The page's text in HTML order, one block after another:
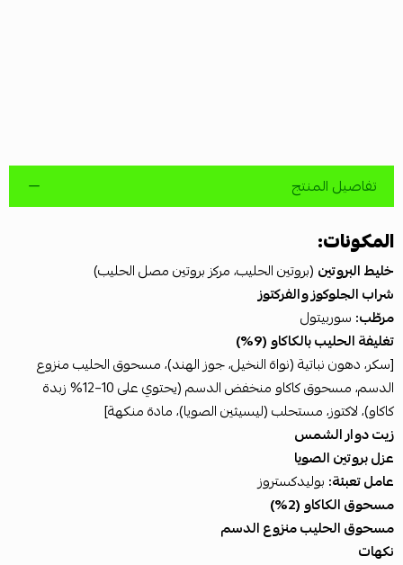
تفاصيل المنتج
المكونات:
خليط البروتين (بروتين الحليب، مركز بروتين مصل الحليب)
شراب الجلوكوز والفركتوز
مرطّب: سوربيتول
تغليفة الحليب بالكاكاو (9%)
[سكر، دهون نباتية (نواة النخيل، جوز الهند)، مسحوق الحليب منزوع
الدسم، مسحوق كاكاو منخفض الدسم (يحتوي على 10–12% زبدة
كاكاو)، لاكتوز، مستحلب (ليسيثين الصويا)، مادة منكهة]
زيت دوار الشمس
عزل بروتين الصويا
عامل تعبئة: بوليدكستروز
مسحوق الكاكاو (2%)
مسحوق الحليب منزوع الدسم
نكهات